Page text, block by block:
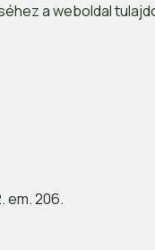
a weboldal
em. 206.